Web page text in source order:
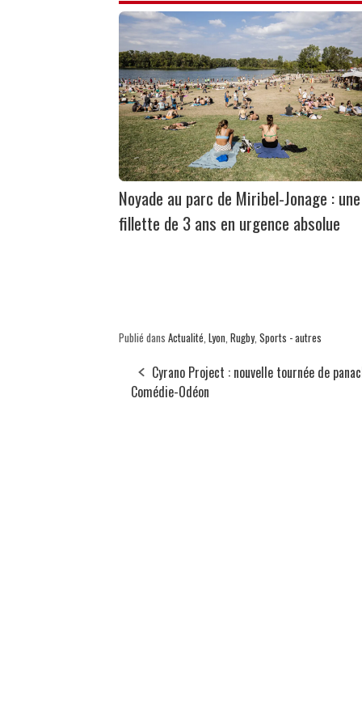
Noyade au parc de Miribel-Jonage : une
fillette de 3 ans en urgence absolue
Publié dans Actualité, Lyon, Rugby, Sports - autres
Cyrano Project : nouvelle tournée de
Comédie-Odéon